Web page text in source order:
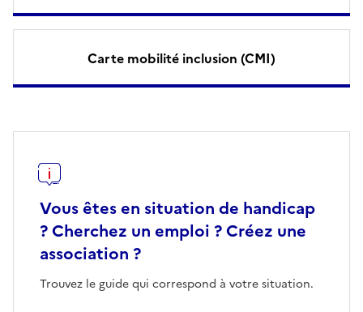
Carte mobilité inclusion (CMI)
Vous êtes en situation de handicap
? Cherchez un emploi ? Créez une
association ?
Trouvez le guide qui correspond à votre situation.